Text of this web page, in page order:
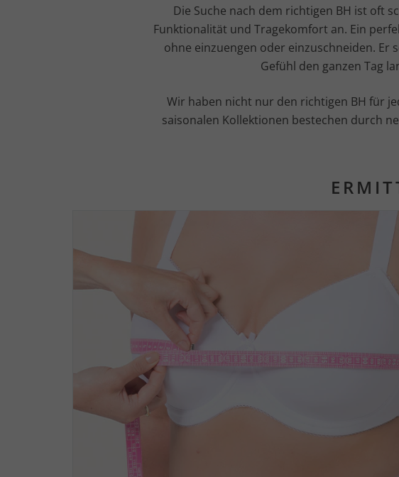
Die Suche nach dem richtigen BH ist oft
Funktionalität und Tragekomfort an. Ein
ohne einzuengen oder einzuschneiden.
Gefühl den ganzen Tag
Wir haben nicht nur den richtigen BH für
saisonalen Kollektionen bestechen durch